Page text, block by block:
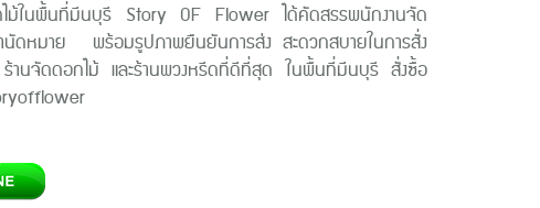
ไม้ในพื้นที่มีนบุรี Story OF Flower ได้คัดสรรพนักงานจัด
นัดหมาย พร้อมรูปภาพยืนยันการส่ง สะดวกสบายในการสั่ง
านจัดดอกไม้ และร้านพวงหรีดที่ดีที่สุด ในพื้นที่มีนบุรี สั่งซื้อ